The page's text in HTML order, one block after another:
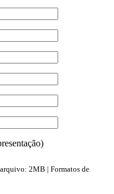
2MB | Formatos de